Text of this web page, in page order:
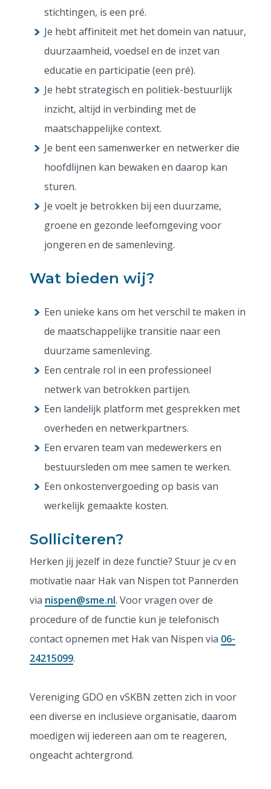
stichtingen, is een pré.
Je hebt affiniteit met het domein van natuur,
duurzaamheid, voedsel en de inzet van
educatie en participatie (een pré).
Je hebt strategisch en politiek-bestuurlijk
inzicht, altijd in verbinding met de
maatschappelijke context.
Je bent een samenwerker en netwerker die
hoofdlijnen kan bewaken en daarop kan
sturen.
Je voelt je betrokken bij een duurzame,
groene en gezonde leefomgeving voor
jongeren en de samenleving.
Wat bieden wij?
Een unieke kans om het verschil te maken in
de maatschappelijke transitie naar een
duurzame samenleving.
Een centrale rol in een professioneel
netwerk van betrokken partijen.
Een landelijk platform met gesprekken met
overheden en netwerkpartners.
Een ervaren team van medewerkers en
bestuursleden om mee samen te werken.
Een onkostenvergoeding op basis van
werkelijk gemaakte kosten.
Solliciteren?
Herken jij jezelf in deze functie? Stuur je cv en
motivatie naar Hak van Nispen tot Pannerden
via nispen@sme.nl. Voor vragen over de
procedure of de functie kun je telefonisch
contact opnemen met Hak van Nispen via 06-
24215099.
Vereniging GDO en vSKBN zetten zich in voor
een diverse en inclusieve organisatie, daarom
moedigen wij iedereen aan om te reageren,
ongeacht achtergrond.